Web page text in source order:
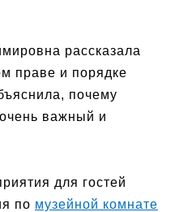
рассказала
праве и порядке
почему
важный и
для гостей
по музейной комнате